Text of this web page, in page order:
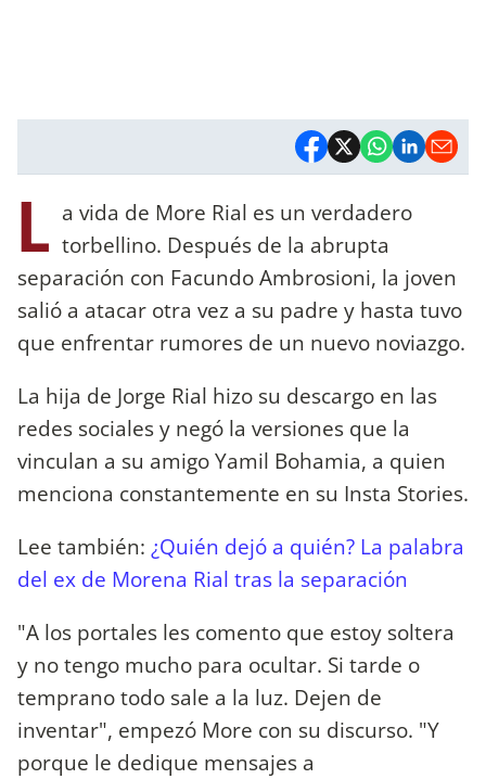
L a vida de More Rial es un verdadero
torbellino. Después de la abrupta
separación con Facundo Ambrosioni, la joven
salió a atacar otra vez a su padre y hasta tuvo
que enfrentar rumores de un nuevo noviazgo.
La hija de Jorge Rial hizo su descargo en las
redes sociales y negó la versiones que la
vinculan a su amigo Yamil Bohamia, a quien
menciona constantemente en su Insta Stories.
Lee también: ¿Quién dejó a quién? La palabra
del ex de Morena Rial tras la separación
"A los portales les comento que estoy soltera
y no tengo mucho para ocultar. Si tarde o
temprano todo sale a la luz. Dejen de
inventar", empezó More con su discurso. "Y
porque le dedique mensajes a